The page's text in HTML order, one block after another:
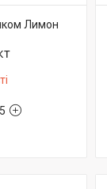
Лимон